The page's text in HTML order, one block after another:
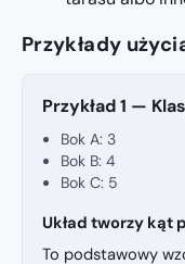
Przykłady
Przykład 1 —
Bok A: 3
Bok B: 4
Bok C: 5
Układ tworzy kąt
To podstawowy